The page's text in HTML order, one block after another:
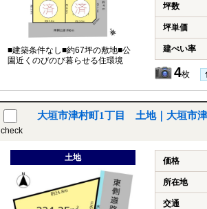
■建築条件なし■約67坪の敷地■公
園近くのびのび暮らせる住環境
坪数
坪単価
建ぺい率
4枚
check
大垣市津村町1丁目 土地｜大垣市
土地 価格
所在地
交通